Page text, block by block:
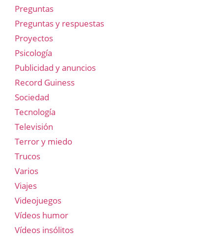
Preguntas
Preguntas y respuestas
Proyectos
Psicología
Publicidad y anuncios
Record Guiness
Sociedad
Tecnología
Televisión
Terror y miedo
Trucos
Varios
Viajes
Videojuegos
Vídeos humor
Vídeos insólitos